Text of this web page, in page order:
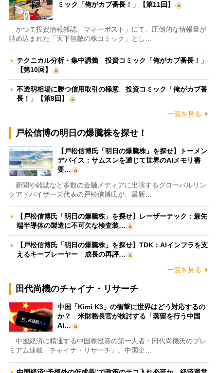
ミック「俺がカブ番長！」【第11回】
かつて投資情報雑誌「マネーポスト」にて、圧倒的な情報量が
詰め込まれた「天下無敵の株コミック」とし…
テクニカル分析・集中講義 投資コミック「俺がカブ番長！」
【第10回】
不透明相場に勝つ信用取引の極意 投資コミック「俺がカブ番
長！」【第9回】
一覧を見る
戸松信博の明日の爆騰株を探せ！
【戸松信博氏「明日の爆騰株」を探せ】トーメン
デバイス：サムスンを通じて世界のAIメモリ需
要…
新聞や雑誌など多数の金融メディアに出演するグローバルリン
クアドバイザーズ代表の戸松信博氏が、最新…
【戸松信博氏「明日の爆騰株」を探せ】レーザーテック：最先
端半導体の製造に不可欠な検査装…
【戸松信博氏「明日の爆騰株」を探せ】TDK：AIインフラを支
えるキープレーヤー 成長の再評…
一覧を見る
田代尚機のチャイナ・リサーチ
中国「Kimi K3」の衝撃に世界はどう対応するの
か？ 米財務長官が検討する「蒸留を行う中国
AI…
中国経済に精通する中国株投資の第一人者・田代尚機氏のプレ
ミアム連載「チャイナ・リサーチ」。中国企…